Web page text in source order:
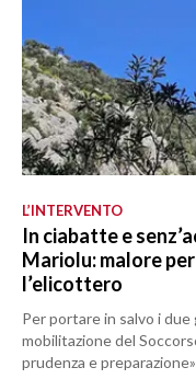
L’INTERVENTO
In ciabatte e
Mariolu: malore
l’elicottero
Per portare in salvo i
mobilitazione del
prudenza e preparazione»